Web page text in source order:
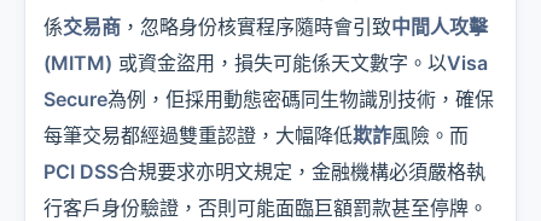
係交易商 ，忽略身份核實程序隨時會引致中間人攻擊
(MITM) 或資金盜用，損失可能係天文數字。以Visa
Secure為例，佢採用動態密碼同生物識別技術，確保
每筆交易都經過雙重認證，大幅降低欺詐風險。而
PCI DSS合規要求亦明文規定，金融機構必須嚴格執
行客戶身份驗證，否則可能面臨巨額罰款甚至停牌。